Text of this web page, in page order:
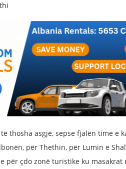
thosha asgjë, sepse fjalën time e
për Thethin, për Lumin e
për çdo zonë turistike ku